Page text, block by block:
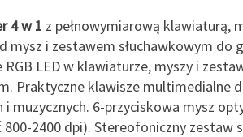
4 w 1 z pełnowymiarową klawiaturą,
mysz i zestawem słuchawkowym do
LED w klawiaturze, myszy i
Praktyczne klawisze multimedialne
muzycznych. 6-przyciskowa mysz
800-2400 dpi). Stereofoniczny zestaw